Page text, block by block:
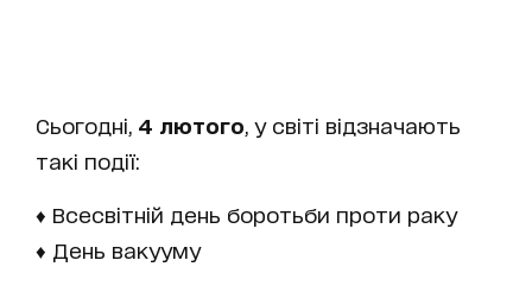
Сьогодні, 4 лютого , у світі відзначають
такі події:
♦ Всесвітній день боротьби проти раку
♦ День вакууму